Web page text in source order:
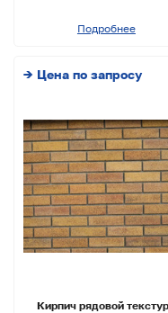
Подробнее
→ Цена по запросу
Кирпич рядовой